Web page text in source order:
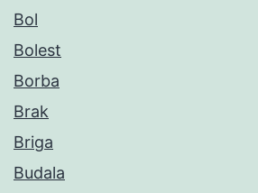
Bol
Bolest
Borba
Brak
Briga
Budala